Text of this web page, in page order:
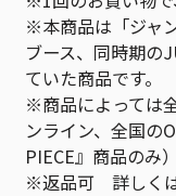
※本商品は「ジャ
ブース、同時期の
ていた商品です。
※商品によっては
ンライン、全国の
PIECE』商品のみ
※返品可 詳しく